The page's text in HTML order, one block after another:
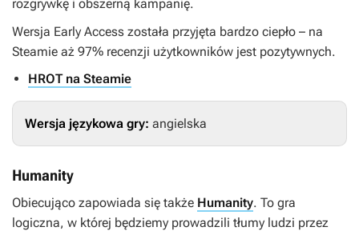
rozgrywkę i obszerną kampanię.
Wersja Early Access została przyjęta bardzo ciepło – na
Steamie aż 97% recenzji użytkowników jest pozytywnych.
HROT na Steamie
Wersja językowa gry: angielska
Humanity
Obiecująco zapowiada się także Humanity. To gra
logiczna, w której będziemy prowadzili tłumy ludzi przez